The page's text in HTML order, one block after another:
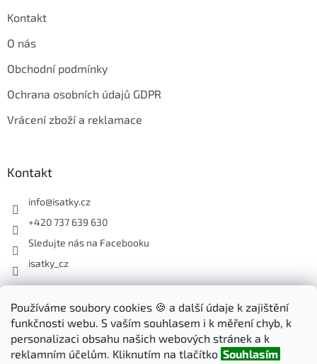
Používáme soubory cookies 🍪 a další údaje k zajištění
funkčnosti webu. S vaším souhlasem i k měření chyb, k
personalizaci obsahu našich webových stránek a k
reklamním účelům. Kliknutím na tlačítko Souhlasím
Kontakt
O nás
Obchodní podmínky
Ochrana osobních údajů GDPR
Vrácení zboží a reklamace
Kontakt
info@isatky.cz
+420 737 639 630
Sledujte nás na Facebooku
isatky_cz
Odebírat newsletter
Vložte svůj e-mail a my vám budeme zasílat informace o nových
produktech na našem e-shopu.